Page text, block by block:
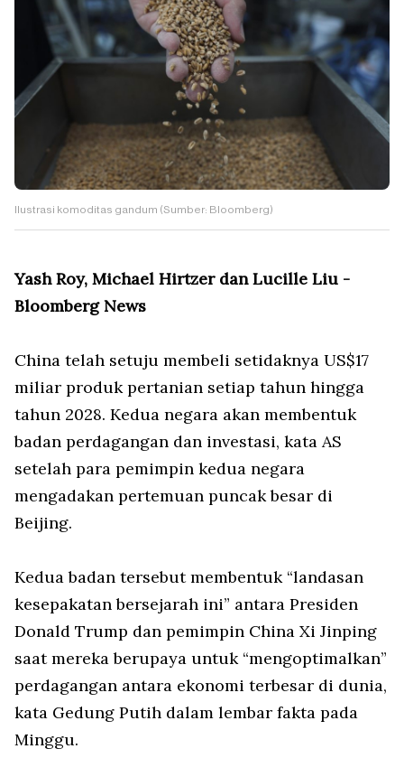
Ilustrasi komoditas gandum (Sumber: Bloomberg)
Yash Roy, Michael Hirtzer dan Lucille Liu -
Bloomberg News
China telah setuju membeli setidaknya US$17
miliar produk pertanian setiap tahun hingga
tahun 2028. Kedua negara akan membentuk
badan perdagangan dan investasi, kata AS
setelah para pemimpin kedua negara
mengadakan pertemuan puncak besar di
Beijing.
Kedua badan tersebut membentuk “landasan
kesepakatan bersejarah ini” antara Presiden
Donald Trump dan pemimpin China Xi Jinping
saat mereka berupaya untuk “mengoptimalkan”
perdagangan antara ekonomi terbesar di dunia,
kata Gedung Putih dalam lembar fakta pada
Minggu.